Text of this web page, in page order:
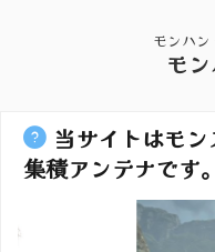
モンハ
モ
当サイトはモ
集積アンテナです。